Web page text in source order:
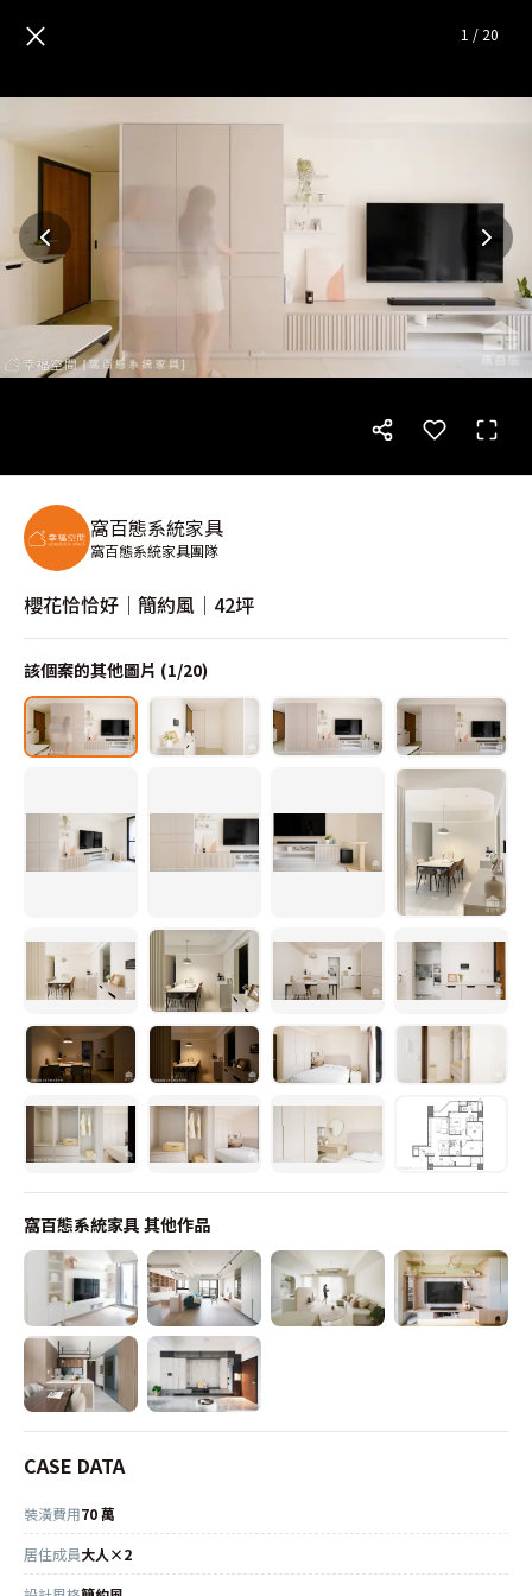
櫻花恰恰好│簡約風│42坪—
× 1 / 20
窩百態系統家具
窩百態系統家具團隊
櫻花恰恰好│簡約風│42坪
該個案的其他圖片 (1/20)
窩百態系統家具 其他作品
CASE DATA
裝潢費用70 萬
居住成員大人×2